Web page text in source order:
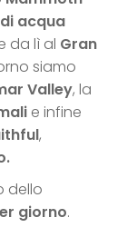
acqua
da lì al Gran
siamo
Valley, la
e infine
,
dello
giorno.